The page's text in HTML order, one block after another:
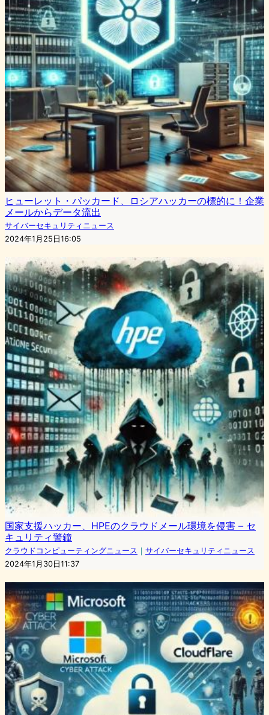
ヒューレット・パッカード、ロシアハッカーの標的に！企業
メールからデータ流出
サイバーセキュリティニュース
2024年1月25日16:05
国家支援ハッカー、HPEのクラウドメール環境を侵害 – セ
キュリティ警鐘
クラウドコンピューティングニュース ｜ サイバーセキュリティニュース
2024年1月30日11:37